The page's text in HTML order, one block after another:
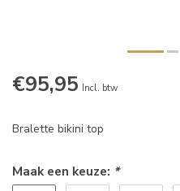
€95,95 Incl. btw
Bralette bikini top
Maak een keuze: *